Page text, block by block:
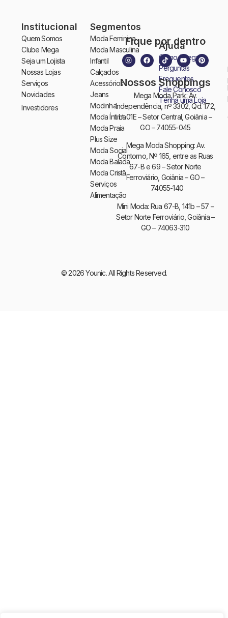
Institucional
Quem Somos
Clube Mega
Seja um Lojista
Nossas Lojas
Serviços
Novidades
Investidores
Segmentos
Moda Feminina
Moda Masculina
Infantil
Calçados
Acessórios
Jeans
Modinha
Moda Íntima
Moda Praia
Plus Size
Moda Social
Moda Balada
Moda Cristã
Serviços
Alimentação
Ajuda
Como Chegar
Perguntas
Frequentes
Fale Conosco
Tenha uma Loja
Fique por dentro
Nossos Shoppings
Mega Moda Park: Av.
Independência, nº 3302, Qd. 172,
Lt. 01E – Setor Central, Goiânia –
GO – 74055-045
Mega Moda Shopping: Av.
Contorno, Nº 165, entre as Ruas
67-B e 69 – Setor Norte
Ferroviário, Goiânia – GO –
74055-140
Mini Moda: Rua 67-B, 141b – 57 –
Setor Norte Ferroviário, Goiânia –
GO – 74063-310
© 2026 Younic. All Rights Reserved.